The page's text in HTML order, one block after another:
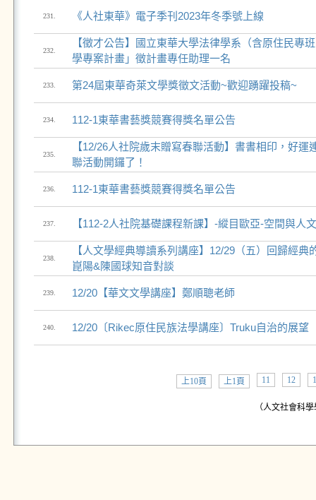
231. 《人社東華》電子季刊2023年冬季號上線
232.
【徵才公告】國立東華大學法律學系（含原住民專
學專案計畫」徵計畫專任助理一名
233. 第24屆東華奇萊文學獎徵文活動~歡迎踴躍投稿~
234. 112-1東華書藝獎競賽得獎名單公告
235.
【12/26人社院歲末贈寫春聯活動】書書相印，好
聯活動開鑼了！
236. 112-1東華書藝獎競賽得獎名單公告
237. 【112-2人社院基礎課程新課】-縱目歐亞-空間與人
238.
【人文學經典導讀系列講座】12/29（五）回歸經典
崑陽&陳國球知音對談
239. 12/20【華文文學講座】鄭順聰老師
240. 12/20〔Rikec原住民族法學講座〕Truku自治的展望
上10頁 上1頁 11 12
（人文社會科